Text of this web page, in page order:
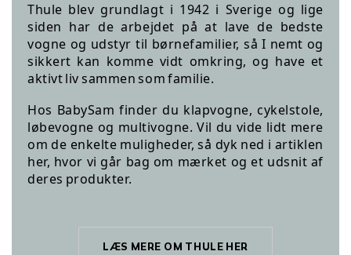
Thule blev grundlagt i 1942 i Sverige og lige
siden har de arbejdet på at lave de bedste
vogne og udstyr til børnefamilier, så I nemt og
sikkert kan komme vidt omkring, og have et
aktivt liv sammen som familie.
Hos BabySam finder du klapvogne, cykelstole,
løbevogne og multivogne. Vil du vide lidt mere
om de enkelte muligheder, så dyk ned i artiklen
her, hvor vi går bag om mærket og et udsnit af
deres produkter.
LÆS MERE OM THULE HER